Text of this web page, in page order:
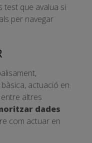
test que avalua si
per navegar
actuació en
entre altres
dades
com actuar en